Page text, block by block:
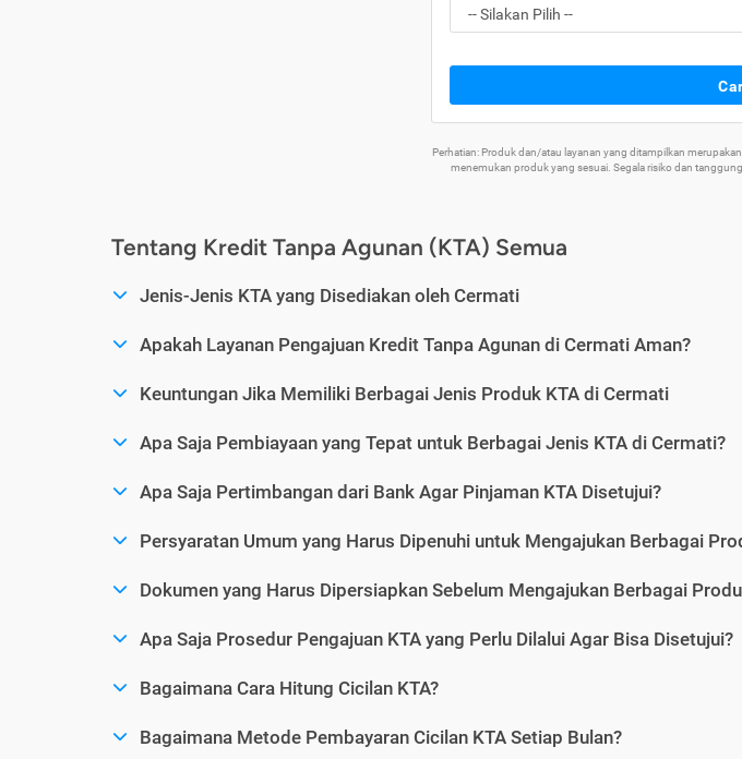
Perhatian: Produk dan/atau layanan yang ditampilkan
menemukan produk yang sesuai. Segala risiko dan
Tentang Kredit Tanpa Agunan (KTA) Semua
Jenis-Jenis KTA yang Disediakan oleh Cermati
Apakah Layanan Pengajuan Kredit Tanpa Agunan di Cermati Aman?
Keuntungan Jika Memiliki Berbagai Jenis Produk KTA di Cermati
Apa Saja Pembiayaan yang Tepat untuk Berbagai Jenis KTA di Cermati?
Apa Saja Pertimbangan dari Bank Agar Pinjaman KTA Disetujui?
Persyaratan Umum yang Harus Dipenuhi untuk Mengajukan Berbagai
Dokumen yang Harus Dipersiapkan Sebelum Mengajukan Berbagai
Apa Saja Prosedur Pengajuan KTA yang Perlu Dilalui Agar Bisa Disetujui?
Bagaimana Cara Hitung Cicilan KTA?
Bagaimana Metode Pembayaran Cicilan KTA Setiap Bulan?